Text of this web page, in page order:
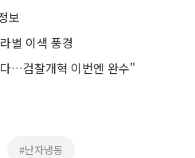
보
별 이색 풍경
…검찰개혁 이번엔 완수"
#난자냉동